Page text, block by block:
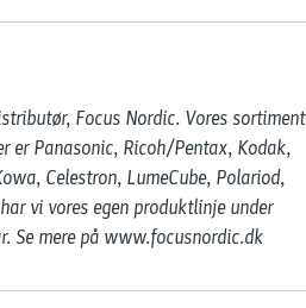
Focus Nordic. Vores sortiment
er Panasonic, Ricoh/Pentax, Kodak,
Celestron, LumeCube, Polariod,
vi vores egen produktlinje under
Se mere på www.focusnordic.dk